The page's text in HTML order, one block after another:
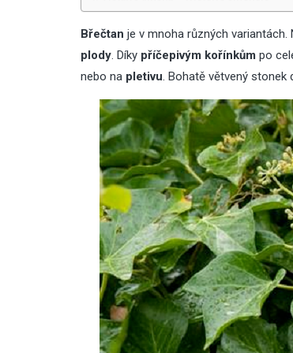
Břečtan je v mnoha různých
plody. Díky příčepivým kořínkům po
nebo na pletivu. Bohatě větvený stonek
2025
10
Jaká světla se
kuchyně:
doporučení
Pro
2025
30
Sirup z rýmovníku